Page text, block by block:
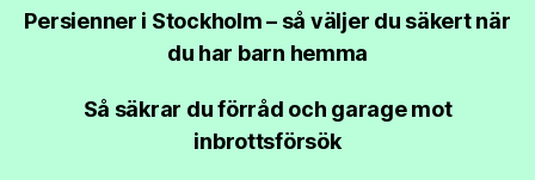
Persienner i Stockholm – så väljer du säkert när
du har barn hemma
Så säkrar du förråd och garage mot
inbrottsförsök